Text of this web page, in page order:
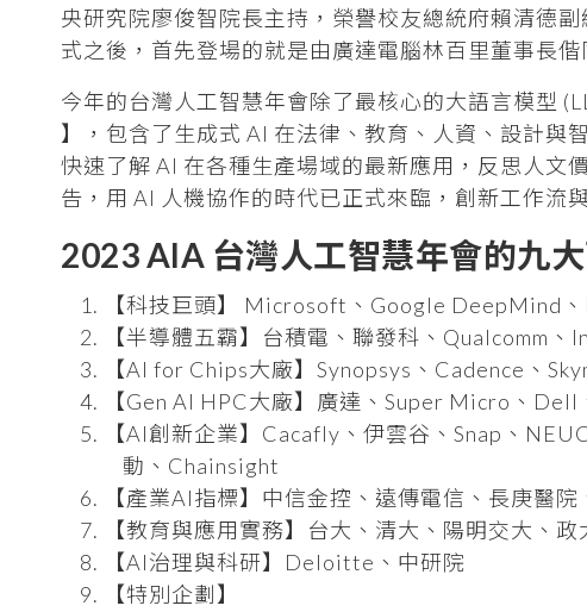
央研究院廖俊智院長主持，榮譽校友總統府賴清德
式之後，首先登場的就是由廣達電腦林百里董事長
今年的台灣人工智慧年會除了最核心的大語言模型
】，包含了生成式 AI 在法律、教育、人資、設計與
快速了解 AI 在各種生產場域的最新應用，反思人文
告，用 AI 人機協作的時代已正式來臨，創新工作流
2023 AIA 台灣人工智慧年會的九大
【科技巨頭】 Microsoft、Google DeepMind
【半導體五霸】台積電、聯發科、Qualcomm
【AI for Chips大廠】Synopsys、Cadence、
【Gen AI HPC大廠】廣達、Super Micro、
【AI創新企業】Cacafly、伊雲谷、Snap、
動、Chainsight
【產業AI指標】中信金控、遠傳電信、長庚醫
【教育與應用實務】台大、清大、陽明交大、政
【AI治理與科研】Deloitte、中研院
【特別企劃】